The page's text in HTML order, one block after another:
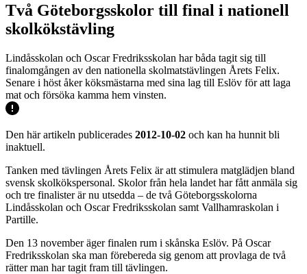
Två Göteborgsskolor till final i nationell
skolkökstävling
Lindåsskolan och Oscar Fredriksskolan har båda tagit sig till
finalomgången av den nationella skolmatstävlingen Årets Felix.
Senare i höst åker köksmästarna med sina lag till Eslöv för att laga
mat och försöka kamma hem vinsten.
Den här artikeln publicerades 2012-10-02 och kan ha hunnit bli
inaktuell.
Tanken med tävlingen Årets Felix är att stimulera matglädjen bland
svensk skolkökspersonal. Skolor från hela landet har fått anmäla sig
och tre finalister är nu utsedda – de två Göteborgsskolorna
Lindåsskolan och Oscar Fredriksskolan samt Vallhamraskolan i
Partille.
Den 13 november äger finalen rum i skånska Eslöv. På Oscar
Fredriksskolan ska man förebereda sig genom att provlaga de två
rätter man har tagit fram till tävlingen.